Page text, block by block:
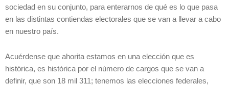
sociedad en su conjunto, para enterarnos de qué es lo que pasa
en las distintas contiendas electorales que se van a llevar a cabo
en nuestro país.
Acuérdense que ahorita estamos en una elección que es
histórica, es histórica por el número de cargos que se van a
definir, que son 18 mil 311; tenemos las elecciones federales,